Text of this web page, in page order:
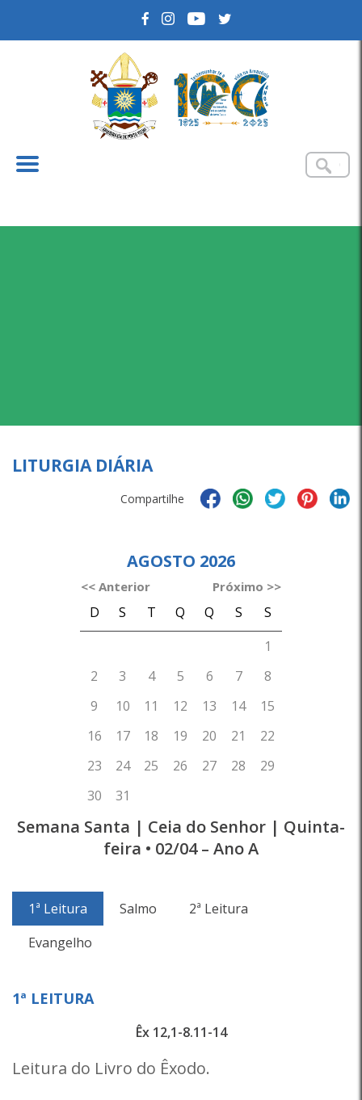
LITURGIA DIÁRIA
Compartilhe
Semana Santa | Ceia do Senhor | Quinta-
feira • 02/04 – Ano A
1ª Leitura Salmo
2ª Leitura
Evangelho
1ª LEITURA
Êx 12,1-8.11-14
Leitura do Livro do Êxodo.